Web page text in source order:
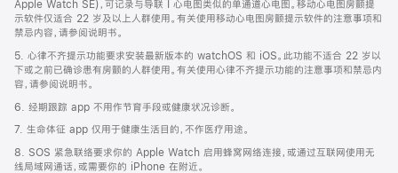
Apple Watch SE)，可记录与导联 I 心电图类似的单通道心电图。移动心电图房颤提
示软件仅适合 22 岁及以上人群使用。有关使用移动心电图房颤提示软件的注意事项和
禁忌内容，请参阅说明书。
5. 心律不齐提示功能要求安装最新版本的 watchOS 和 iOS。此功能不适合 22 岁以
下或之前已确诊患有房颤的人群使用。有关使用心律不齐提示功能的注意事项和禁忌内
容，请参阅说明书。
6. 经期跟踪 app 不用作节育手段或健康状况诊断。
7. 生命体征 app 仅用于健康生活目的，不作医疗用途。
8. SOS 紧急联络要求你的 Apple Watch 启用蜂窝网络连接，或通过互联网使用无
线局域网通话，或需要你的 iPhone 在附近。